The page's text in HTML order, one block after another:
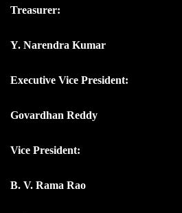
Treasurer:
Y. Narendra Kumar
Executive Vice President:
Govardhan Reddy
Vice President:
B. V. Rama Rao